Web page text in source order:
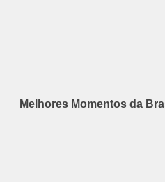
Melhores Momentos da